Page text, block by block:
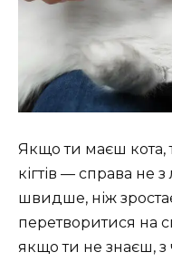
Якщо ти маєш кота,
кігтів — справа не
швидше, ніж
перетворитися на
якщо ти не знаєш, з